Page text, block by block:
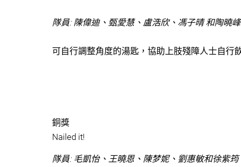
隊員: 陳偉迪、甄愛慧、盧浩欣、馮子晴 和陶曉峰
可自行調整角度的湯匙，協助上肢殘障人士自行
銅獎
Nailed it!
隊員: 毛凱怡、王曉恩、陳梦妮、劉惠敏和徐紫筠